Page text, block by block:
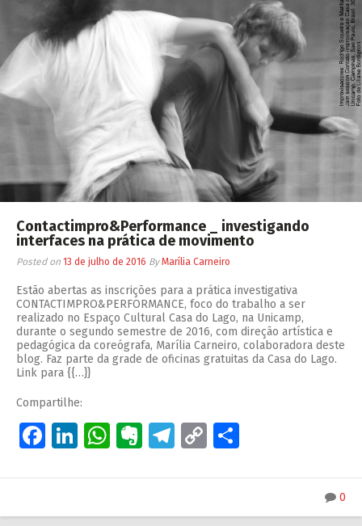
Contactimpro&Performance _ investigando
interfaces na prática de movimento
Posted on 13 de julho de 2016 ByMarília Carneiro
Estão abertas as inscrições para a prática investigativa
CONTACTIMPRO&PERFORMANCE, foco do trabalho a ser
realizado no Espaço Cultural Casa do Lago, na Unicamp,
durante o segundo semestre de 2016, com direção artística e
pedagógica da coreógrafa, Marília Carneiro, colaboradora deste
blog. Faz parte da grade de oficinas gratuitas da Casa do Lago.
Link para {{…}}
Compartilhe:
Facebook
LinkedIn
WhatsApp
Evernote
Telegram
Copy
0